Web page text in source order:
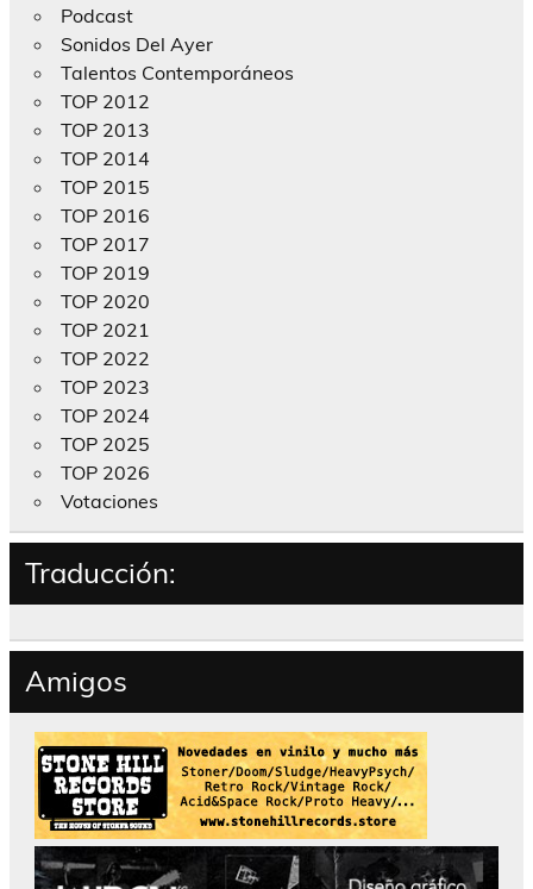
Podcast
Sonidos Del Ayer
Talentos Contemporáneos
TOP 2012
TOP 2013
TOP 2014
TOP 2015
TOP 2016
TOP 2017
TOP 2019
TOP 2020
TOP 2021
TOP 2022
TOP 2023
TOP 2024
TOP 2025
TOP 2026
Votaciones
Traducción:
Amigos